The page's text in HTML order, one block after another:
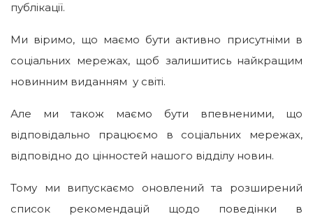
публікації.
Ми віримо, що маємо бути активно присутніми в
соціальних мережах, щоб залишитись найкращим
новинним виданням у світі.
Але ми також маємо бути впевненими, що
відповідально працюємо в соціальних мережах,
відповідно до цінностей нашого відділу новин.
Тому ми випускаємо оновлений та розширений
список рекомендацій щодо поведінки в